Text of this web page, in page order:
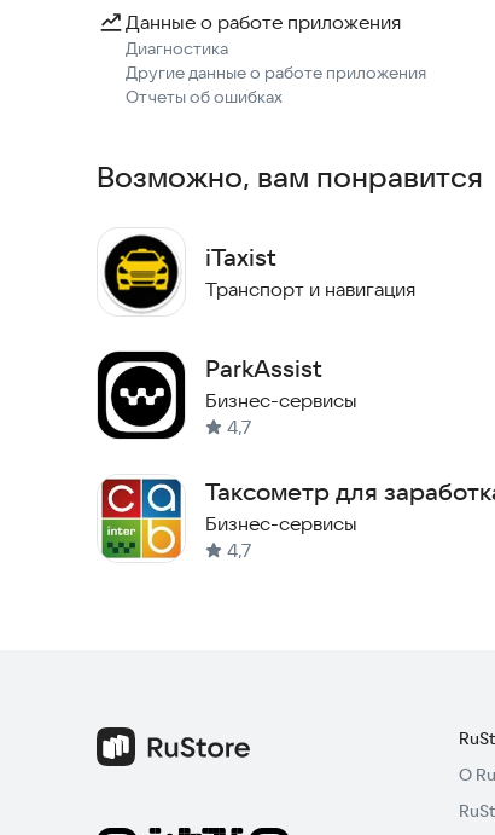
Данные о работе приложения
Диагностика
Другие данные о работе приложения
Отчеты об ошибках
Возможно, вам понравится
iTaxist
Транспорт и навигация
ParkAssist
Бизнес-сервисы
4,7
Таксометр для
Бизнес-сервисы
4,7
О